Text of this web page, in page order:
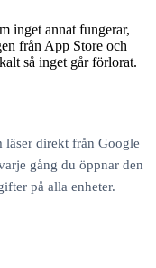
inget annat fungerar,
från App Store och
så inget går förlorat.
läser direkt från Google
gång du öppnar den
på alla enheter.